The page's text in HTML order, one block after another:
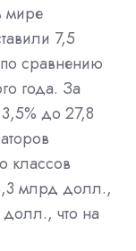
мире
7,5
сравнению
года. За
до 27,8
классов
млрд долл.,
что на